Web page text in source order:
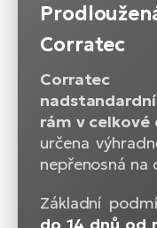
Corratec
Corratec
rám v celkové
určena
nepřenosná na
Základní
do 14 dnů od